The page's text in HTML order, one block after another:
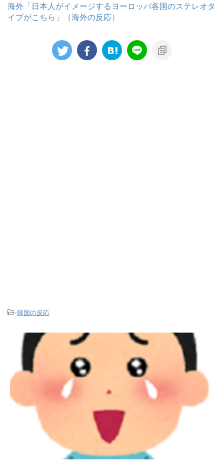
海外「日本人がイメージするヨーロッパ各国のステレオタ
イプがこちら」（海外の反応）
-韓国の反応